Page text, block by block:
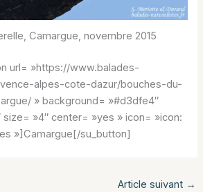
Camargue, novembre 2015
url= »https://www.balades-
alpes-cote-dazur/bouches-du-
» background= »#d3dfe4″
»4″ center= »yes » icon= »icon:
»]Camargue[/su_button]
Article suivant →